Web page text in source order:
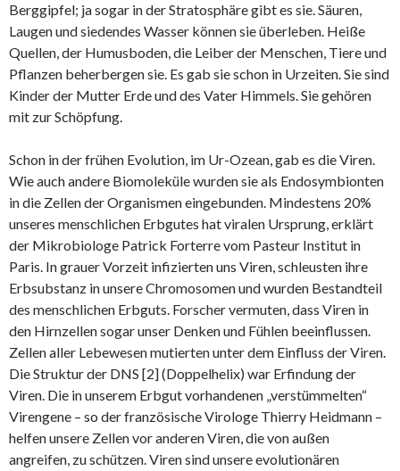
Berggipfel; ja sogar in der Stratosphäre gibt es sie. Säuren,
Laugen und siedendes Wasser können sie überleben. Heiße
Quellen, der Humusboden, die Leiber der Menschen, Tiere und
Pflanzen beherbergen sie. Es gab sie schon in Urzeiten. Sie sind
Kinder der Mutter Erde und des Vater Himmels. Sie gehören
mit zur Schöpfung.
Schon in der frühen Evolution, im Ur-Ozean, gab es die Viren.
Wie auch andere Biomoleküle wurden sie als Endosymbionten
in die Zellen der Organismen eingebunden. Mindestens 20%
unseres menschlichen Erbgutes hat viralen Ursprung, erklärt
der Mikrobiologe Patrick Forterre vom Pasteur Institut in
Paris. In grauer Vorzeit infizierten uns Viren, schleusten ihre
Erbsubstanz in unsere Chromosomen und wurden Bestandteil
des menschlichen Erbguts. Forscher vermuten, dass Viren in
den Hirnzellen sogar unser Denken und Fühlen beeinflussen.
Zellen aller Lebewesen mutierten unter dem Einfluss der Viren.
Die Struktur der DNS [2] (Doppelhelix) war Erfindung der
Viren. Die in unserem Erbgut vorhandenen „verstümmelten“
Virengene – so der französische Virologe Thierry Heidmann –
helfen unsere Zellen vor anderen Viren, die von außen
angreifen, zu schützen. Viren sind unsere evolutionären